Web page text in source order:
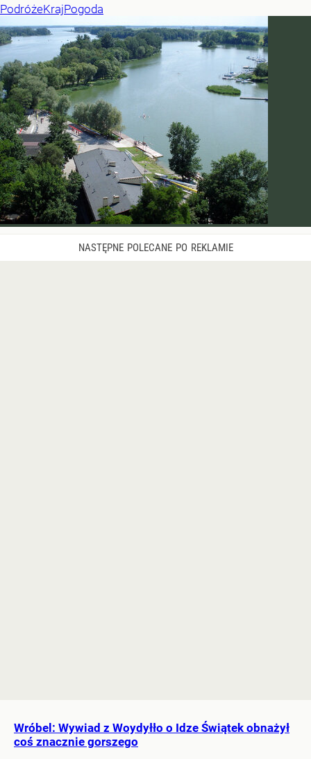
PodróżeKrajPogoda
Wróbel: Wywiad z Woydyłło o Idze Świątek obnażył
coś znacznie gorszego